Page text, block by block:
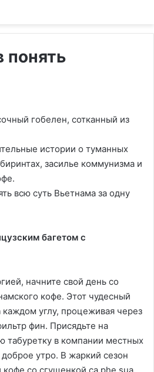
понять
гобелен, сотканный из
истории о туманных
засилье коммунизма и
всю суть Вьетнама за одну
багетом с
начните свой день со
кофе. Этот чудесный
каждом углу, процеживая через
фин. Присядьте на
табуретку в компании местных
утро. В жаркий сезон